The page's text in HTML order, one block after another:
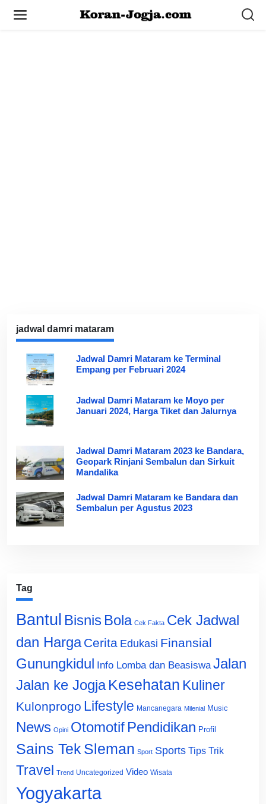
jadwal damri mataram
Jadwal Damri Mataram ke Terminal
Empang per Februari 2024
Jadwal Damri Mataram ke Moyo per
Januari 2024, Harga Tiket dan Jalurnya
Jadwal Damri Mataram 2023 ke Bandara,
Geopark Rinjani Sembalun dan Sirkuit
Mandalika
Jadwal Damri Mataram ke Bandara dan
Sembalun per Agustus 2023
Tag
Bantul Bisnis Bola Cek Fakta Cek Jadwal
dan Harga Cerita Edukasi Finansial
Gunungkidul Info Lomba dan Beasiswa Jalan
Jalan ke Jogja Kesehatan Kuliner
Kulonprogo Lifestyle Mancanegara Milenial Music
News Opini Otomotif Pendidikan Profil
Sains Tek Sleman Sport Sports Tips Trik
Travel Trend Uncategorized Video Wisata
Yogyakarta